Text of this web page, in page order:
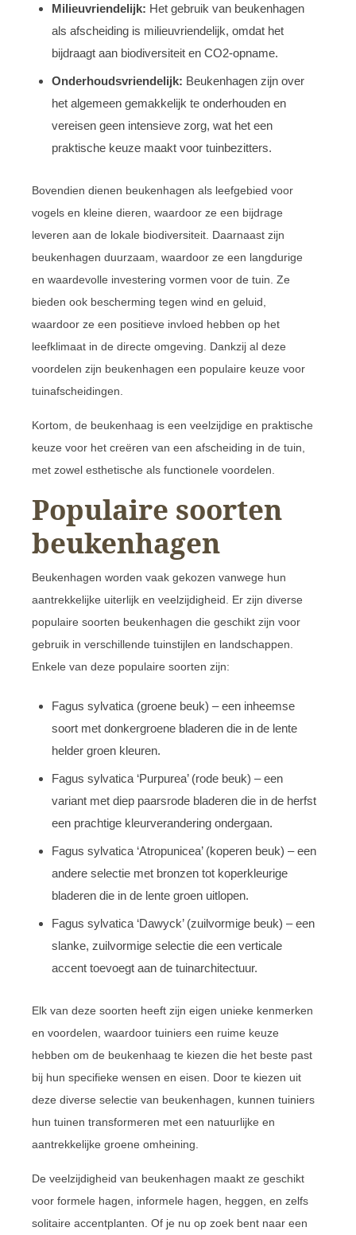
Milieuvriendelijk: Het gebruik van beukenhagen
als afscheiding is milieuvriendelijk, omdat het
bijdraagt aan biodiversiteit en CO2-opname.
Onderhoudsvriendelijk: Beukenhagen zijn over
het algemeen gemakkelijk te onderhouden en
vereisen geen intensieve zorg, wat het een
praktische keuze maakt voor tuinbezitters.
Bovendien dienen beukenhagen als leefgebied voor
vogels en kleine dieren, waardoor ze een bijdrage
leveren aan de lokale biodiversiteit. Daarnaast zijn
beukenhagen duurzaam, waardoor ze een langdurige
en waardevolle investering vormen voor de tuin. Ze
bieden ook bescherming tegen wind en geluid,
waardoor ze een positieve invloed hebben op het
leefklimaat in de directe omgeving. Dankzij al deze
voordelen zijn beukenhagen een populaire keuze voor
tuinafscheidingen.
Kortom, de beukenhaag is een veelzijdige en praktische
keuze voor het creëren van een afscheiding in de tuin,
met zowel esthetische als functionele voordelen.
Populaire soorten
beukenhagen
Beukenhagen worden vaak gekozen vanwege hun
aantrekkelijke uiterlijk en veelzijdigheid. Er zijn diverse
populaire soorten beukenhagen die geschikt zijn voor
gebruik in verschillende tuinstijlen en landschappen.
Enkele van deze populaire soorten zijn:
Fagus sylvatica (groene beuk) – een inheemse
soort met donkergroene bladeren die in de lente
helder groen kleuren.
Fagus sylvatica ‘Purpurea’ (rode beuk) – een
variant met diep paarsrode bladeren die in de herfst
een prachtige kleurverandering ondergaan.
Fagus sylvatica ‘Atropunicea’ (koperen beuk) – een
andere selectie met bronzen tot koperkleurige
bladeren die in de lente groen uitlopen.
Fagus sylvatica ‘Dawyck’ (zuilvormige beuk) – een
slanke, zuilvormige selectie die een verticale
accent toevoegt aan de tuinarchitectuur.
Elk van deze soorten heeft zijn eigen unieke kenmerken
en voordelen, waardoor tuiniers een ruime keuze
hebben om de beukenhaag te kiezen die het beste past
bij hun specifieke wensen en eisen. Door te kiezen uit
deze diverse selectie van beukenhagen, kunnen tuiniers
hun tuinen transformeren met een natuurlijke en
aantrekkelijke groene omheining.
De veelzijdigheid van beukenhagen maakt ze geschikt
voor formele hagen, informele hagen, heggen, en zelfs
solitaire accentplanten. Of je nu op zoek bent naar een